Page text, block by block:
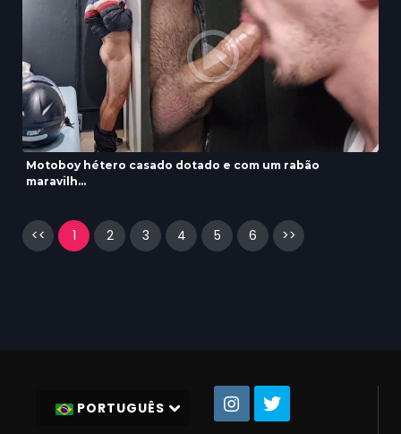
Motoboy hétero casado dotado e com um rabão
maravilh...
<< 1 2 3 4 5 6 >>
PORTUGUÊS